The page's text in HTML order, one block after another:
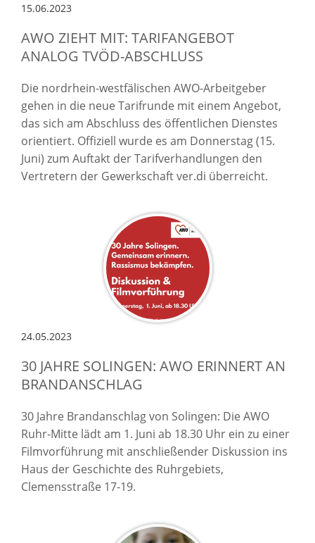
15.06.2023
AWO ZIEHT MIT: TARIFANGEBOT
ANALOG TVÖD-ABSCHLUSS
Die nordrhein-westfälischen AWO-Arbeitgeber
gehen in die neue Tarifrunde mit einem Angebot,
das sich am Abschluss des öffentlichen Dienstes
orientiert. Offiziell wurde es am Donnerstag (15.
Juni) zum Auftakt der Tarifverhandlungen den
Vertretern der Gewerkschaft ver.di überreicht.
24.05.2023
30 JAHRE SOLINGEN: AWO ERINNERT AN
BRANDANSCHLAG
30 Jahre Brandanschlag von Solingen: Die AWO
Ruhr-Mitte lädt am 1. Juni ab 18.30 Uhr ein zu einer
Filmvorführung mit anschließender Diskussion ins
Haus der Geschichte des Ruhrgebiets,
Clemensstraße 17-19.